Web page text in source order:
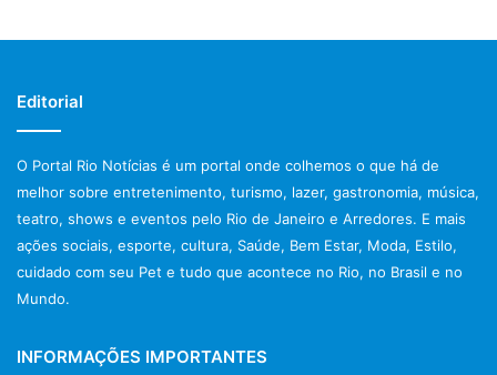
Editorial
O Portal Rio Notícias é um portal onde colhemos o que há de
melhor sobre entretenimento, turismo, lazer, gastronomia, música,
teatro, shows e eventos pelo Rio de Janeiro e Arredores. E mais
ações sociais, esporte, cultura, Saúde, Bem Estar, Moda, Estilo,
cuidado com seu Pet e tudo que acontece no Rio, no Brasil e no
Mundo.
INFORMAÇÕES IMPORTANTES